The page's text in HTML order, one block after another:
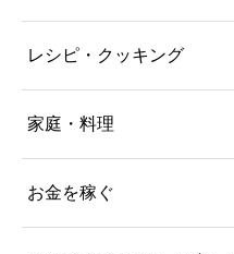
レシピ・クッキング
家庭・料理
お金を稼ぐ